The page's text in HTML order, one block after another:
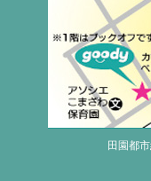
田園都